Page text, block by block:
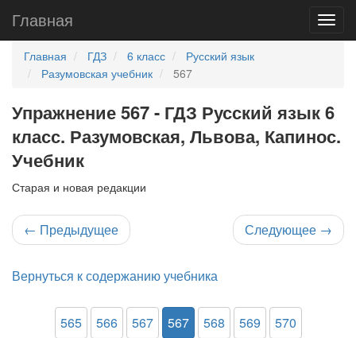
Главная
Главная ГДЗ 6 класс
Русский язык
Разумовская учебник
567
Упражнение 567 - ГДЗ Русский язык 6
класс. Разумовская, Львова, Капинос.
Учебник
Старая и новая редакции
← Предыдущее Следующее →
Вернуться к содержанию учебника
565 566 567 567 568 569 570